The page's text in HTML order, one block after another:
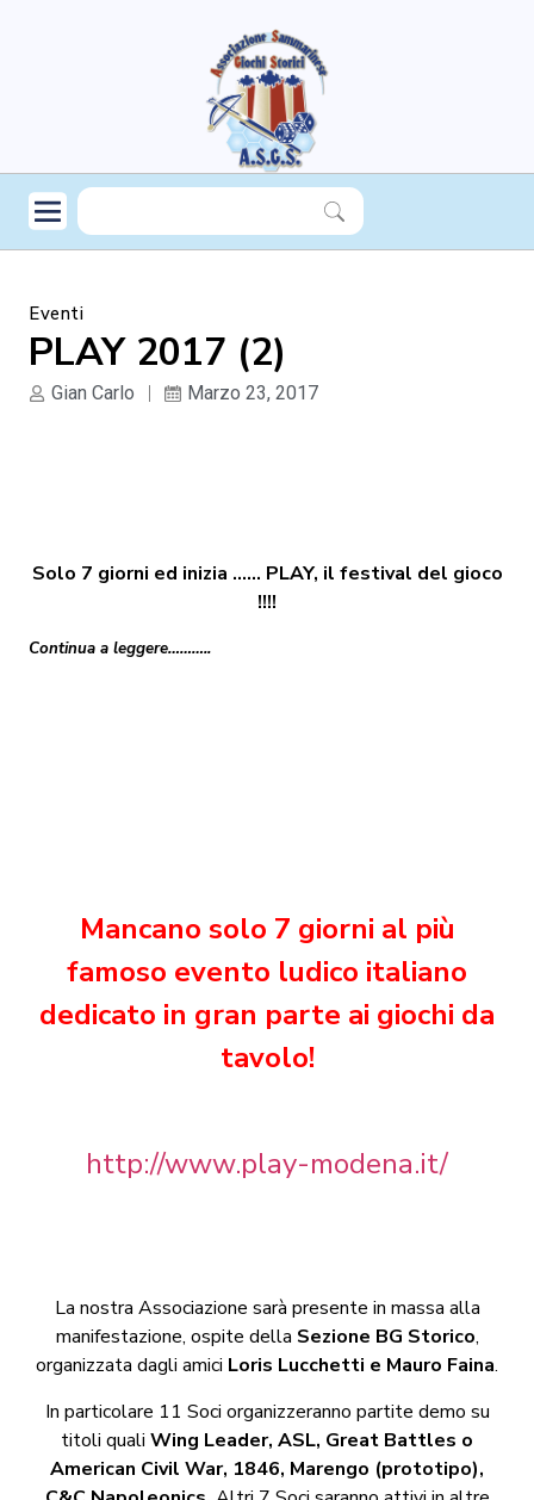
Eventi
PLAY 2017 (2)
Gian Carlo Marzo 23, 2017
Solo 7 giorni ed inizia …… PLAY, il festival del gioco
!!!!
Continua a leggere………..
Mancano solo 7 giorni al più
famoso evento ludico italiano
dedicato in gran parte ai giochi da
tavolo!
http://www.play-modena.it/
La nostra Associazione sarà presente in massa alla
manifestazione, ospite della Sezione BG Storico,
organizzata dagli amici Loris Lucchetti e Mauro Faina.
In particolare 11 Soci organizzeranno partite demo su
titoli quali Wing Leader, ASL, Great Battles o
American Civil War, 1846, Marengo (prototipo),